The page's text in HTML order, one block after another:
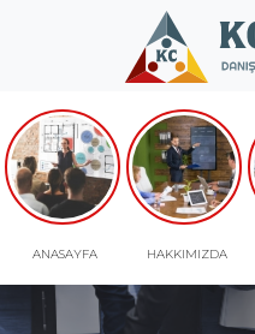
ANASAYFA
HAKKIMIZDA
KURUMSAL
HİZMETLERİMİZ
ANASAYFA HAKKIMIZDA